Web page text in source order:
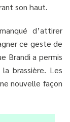
son haut.
d’attirer
ce geste de
Brandi a permis
brassière. Les
nouvelle façon